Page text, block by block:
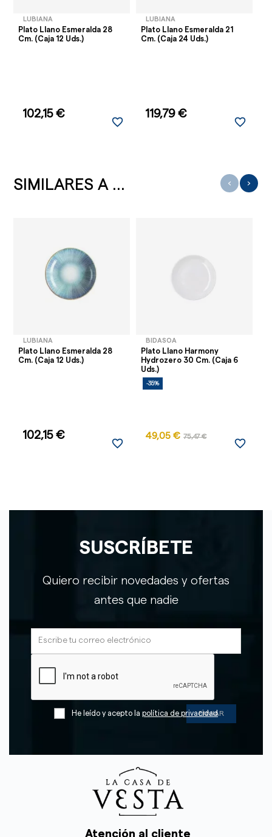
LUBIANA
Plato Llano Esmeralda 28
Cm. (Caja 12 Uds.)
102,15 €
favorite_border
LUBIANA
Plato Llano Esmeralda 21
Cm. (Caja 24 Uds.)
119,79 €
favorite_border
SIMILARES A ...
LUBIANA
Plato Llano Esmeralda 28
Cm. (Caja 12 Uds.)
102,15 €
favorite_border
BIDASOA
Plato Llano Harmony
Hydrozero 30 Cm. (Caja 6
Uds.)
-35%
49,05 € 75,47 €
favorite_border
‹ ›
SUSCRÍBETE
Quiero recibir novedades y ofertas
antes que nadie
He leído y acepto la política de privacidad
Atención al cliente